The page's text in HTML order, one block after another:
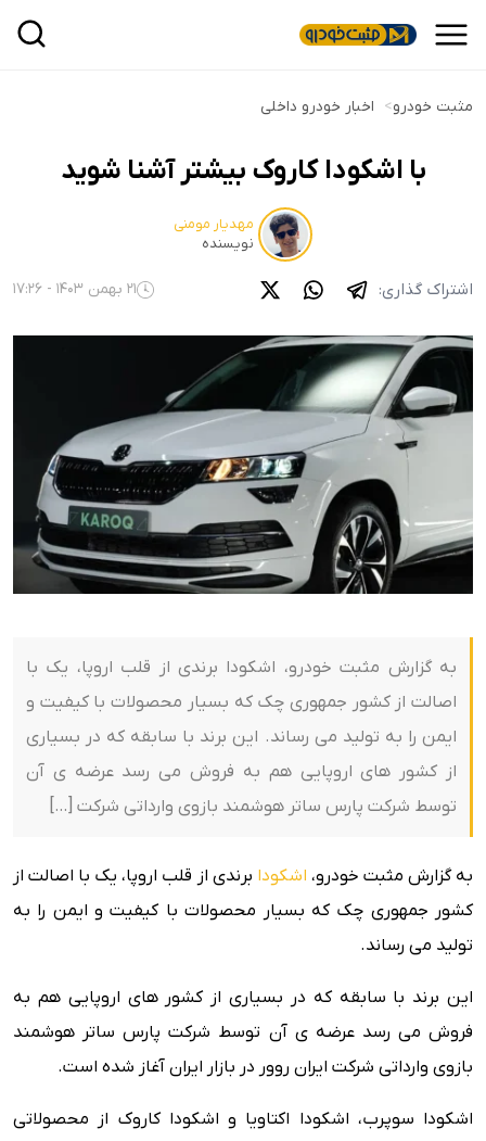
مثبت خودرو> اخبار خودرو داخلی
با اشکودا کاروک بیشتر آشنا شوید
مهدیار مومنی
نویسنده
اشتراک گذاری: 21 بهمن 1403 - 17:26
به گزارش مثبت خودرو، اشکودا برندی از قلب اروپا، یک با
اصالت از کشور جمهوری چک که بسیار محصولات با کیفیت و
ایمن را به تولید می رساند. این برند با سابقه که در بسیاری
از کشور های اروپایی هم به فروش می رسد عرضه ی آن
توسط شرکت پارس ساتر هوشمند بازوی وارداتی شرکت […]
به گزارش مثبت خودرو، اشکودا برندی از قلب اروپا، یک با اصالت از
کشور جمهوری چک که بسیار محصولات با کیفیت و ایمن را به
تولید می رساند.
این برند با سابقه که در بسیاری از کشور های اروپایی هم به
فروش می رسد عرضه ی آن توسط شرکت پارس ساتر هوشمند
بازوی وارداتی شرکت ایران روور در بازار ایران آغاز شده است.
اشکودا سوپرب، اشکودا اکتاویا و اشکودا کاروک از محصولاتی